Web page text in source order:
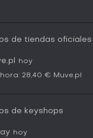
de tiendas oficiales
hoy
28,40 € Muve.pl
de keyshops
hoy